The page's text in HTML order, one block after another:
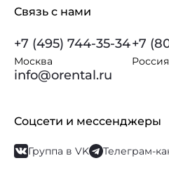
Связь с нами
+7 (495) 744-35-34
Москва
+7
Россия
info@orental.ru
Соцсети и мессенджеры
Группа в VK Телеграм-